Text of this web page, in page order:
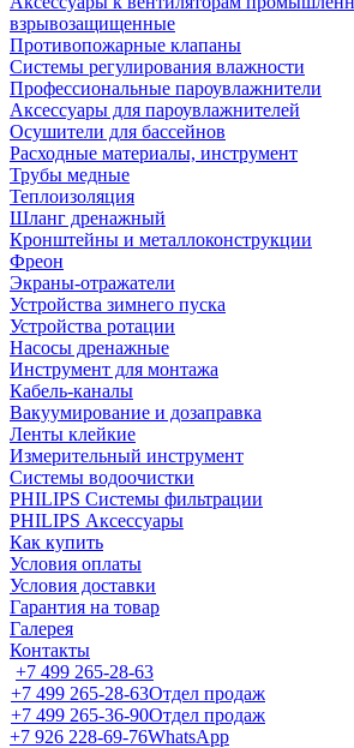
взрывозащищенные
Противопожарные клапаны
Системы регулирования влажности
Профессиональные пароувлажнители
Аксессуары для пароувлажнителей
Осушители для бассейнов
Расходные материалы, инструмент
Трубы медные
Теплоизоляция
Шланг дренажный
Кронштейны и металлоконструкции
Фреон
Экраны-отражатели
Устройства зимнего пуска
Устройства ротации
Насосы дренажные
Инструмент для монтажа
Кабель-каналы
Вакуумирование и дозаправка
Ленты клейкие
Измерительный инструмент
Системы водоочистки
PHILIPS Системы фильтрации
PHILIPS Аксессуары
Как купить
Условия оплаты
Условия доставки
Гарантия на товар
Галерея
Контакты
+7 499 265-28-63
+7 499 265-28-63Отдел продаж
+7 499 265-36-90Отдел продаж
+7 926 228-69-76WhatsApp